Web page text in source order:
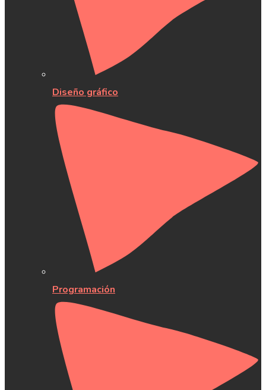
Diseño gráfico
Programación